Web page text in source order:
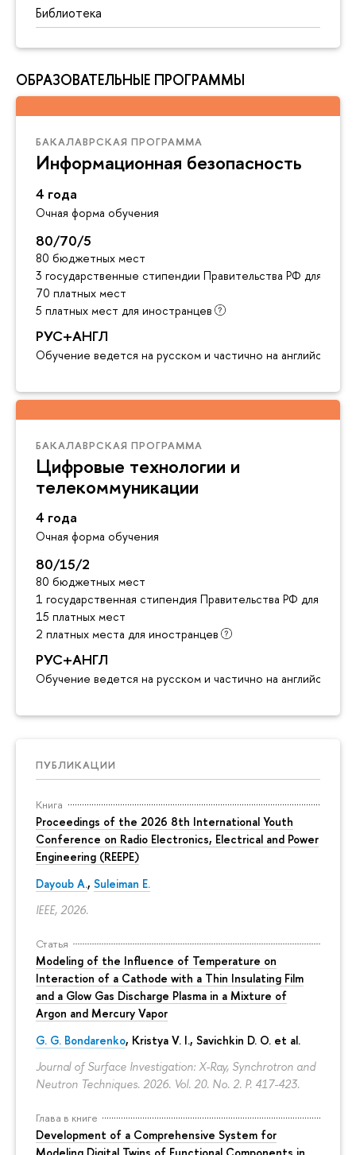
Библиотека
ОБРАЗОВАТЕЛЬНЫЕ ПРОГРАММЫ
БАКАЛАВРСКАЯ ПРОГРАММА
Информационная безопасность
4 года
Очная форма обучения
80/70/5
80 бюджетных мест
3 государственные стипендии Правительства РФ для
70 платных мест
5 платных мест для иностранцев
РУС+АНГЛ
Обучение ведется на русском и частично на английском
БАКАЛАВРСКАЯ ПРОГРАММА
Цифровые технологии и
телекоммуникации
4 года
Очная форма обучения
80/15/2
80 бюджетных мест
1 государственная стипендия Правительства РФ для
15 платных мест
2 платных места для иностранцев
РУС+АНГЛ
Обучение ведется на русском и частично на английском
ПУБЛИКАЦИИ
Книга
Proceedings of the 2026 8th International Youth
Conference on Radio Electronics, Electrical and Power
Engineering (REEPE)
Dayoub A., Suleiman E.
IEEE, 2026.
Статья
Modeling of the Influence of Temperature on
Interaction of a Cathode with a Thin Insulating Film
and a Glow Gas Discharge Plasma in a Mixture of
Argon and Mercury Vapor
G. G. Bondarenko, Kristya V. I., Savichkin D. O. et al.
Journal of Surface Investigation: X-Ray, Synchrotron and
Neutron Techniques. 2026. Vol. 20. No. 2. P. 417-423.
Глава в книге
Development of a Comprehensive System for